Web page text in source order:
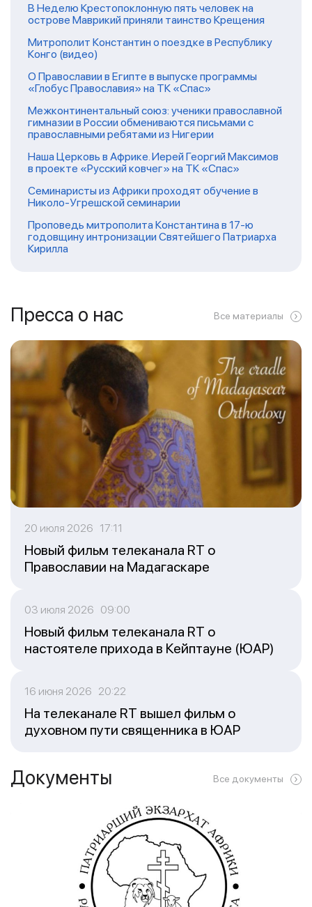
В Неделю Крестопоклонную пять человек на
острове Маврикий приняли таинство Крещения
Митрополит Константин о поездке в Республику
Конго (видео)
О Православии в Египте в выпуске программы
«Глобус Православия» на ТК «Спас»
Межконтинентальный союз: ученики православной
гимназии в России обмениваются письмами с
православными ребятами из Нигерии
Наша Церковь в Африке. Иерей Георгий Максимов
в проекте «Русский ковчег» на ТК «Спас»
Семинаристы из Африки проходят обучение в
Николо-Угрешской семинарии
Проповедь митрополита Константина в 17-ю
годовщину интронизации Святейшего Патриарха
Кирилла
Пресса о нас Все материалы
20 июля 2026 17:11
Новый фильм телеканала RT о
Православии на Мадагаскаре
03 июля 2026 09:00
Новый фильм телеканала RT о
настоятеле прихода в Кейптауне (ЮАР)
16 июня 2026 20:22
На телеканале RT вышел фильм о
духовном пути священника в ЮАР
Документы Все документы